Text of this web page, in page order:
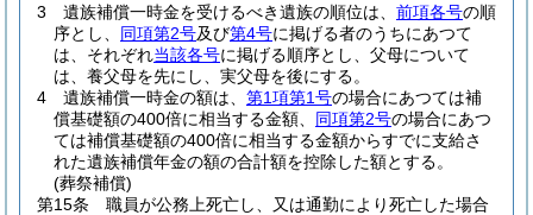
3
遺族補償一時金を受けるべき遺族の順位は、 前項各号の順
序とし、 同項第2号及び第4号に掲げる者のうちにあつて
は、それぞれ当該各号に掲げる順序とし、父母について
は、養父母を先にし、実父母を後にする。
4
遺族補償一時金の額は、 第1項第1号の場合にあつては補
償基礎額の400倍に相当する金額、 同項第2号の場合にあつ
ては補償基礎額の400倍に相当する金額からすでに支給さ
れた遺族補償年金の額の合計額を控除した額とする。
(葬祭補償)
第15条
職員が公務上死亡し、又は通勤により死亡した場合